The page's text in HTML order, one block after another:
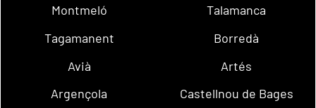
Montmeló
Talamanca
Tagamanent
Borredà
Avià
Artés
Argençola
Castellnou de Bages